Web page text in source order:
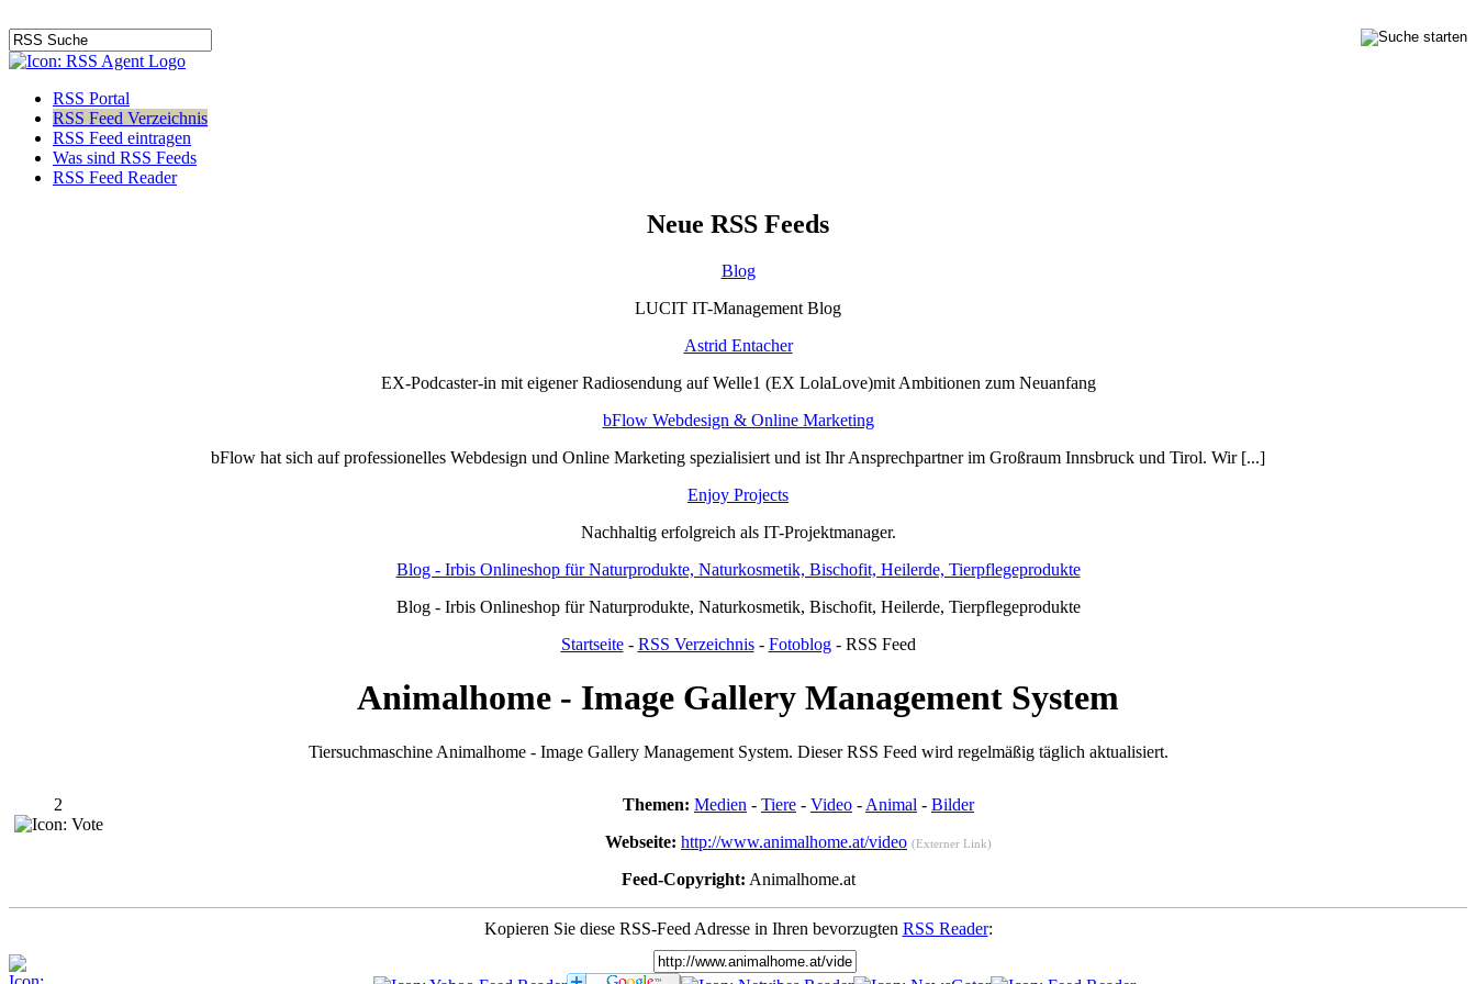
RSS Portal
RSS Feed Verzeichnis
RSS Feed eintragen
Was sind RSS Feeds
RSS Feed Reader
Neue RSS Feeds
Blog
LUCIT IT-Management Blog
Astrid Entacher
EX-Podcaster-in mit eigener Radiosendung auf Welle1 (EX LolaLove)mit Ambitionen zum Neuanfang
bFlow Webdesign & Online Marketing
bFlow hat sich auf professionelles Webdesign und Online Marketing spezialisiert und ist Ihr Ansprechpartner im Großraum Innsbruck und Tirol. Wir [...]
Enjoy Projects
Nachhaltig erfolgreich als IT-Projektmanager.
Blog - Irbis Onlineshop für Naturprodukte, Naturkosmetik, Bischofit, Heilerde, Tierpflegeprodukte
Blog - Irbis Onlineshop für Naturprodukte, Naturkosmetik, Bischofit, Heilerde, Tierpflegeprodukte
Startseite- RSS Verzeichnis- Fotoblog- RSS Feed
Animalhome - Image Gallery Management System
Tiersuchmaschine Animalhome - Image Gallery Management System. Dieser RSS Feed wird regelmäßig täglich aktualisiert.
2 Themen: Medien - Tiere - Video - Animal - Bilder
Webseite: http://www.animalhome.at/video (Externer Link)
Feed-Copyright: Animalhome.at
Kopieren Sie diese RSS-Feed Adresse in Ihren bevorzugten RSS Reader: